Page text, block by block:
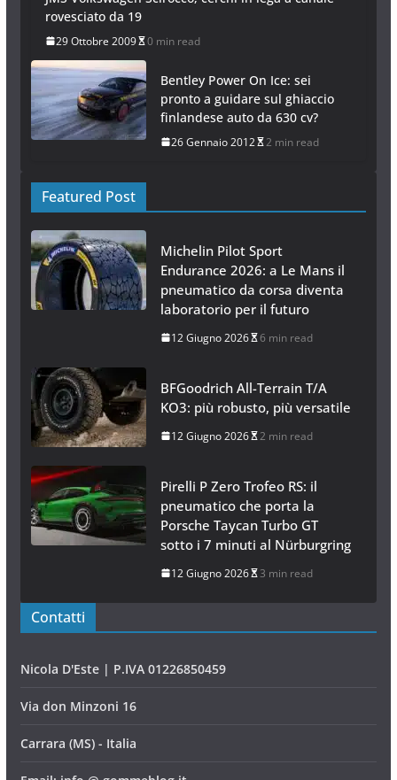
rovesciato da 19
29 Ottobre 2009 0 min read
Bentley Power On Ice: sei
pronto a guidare sul ghiaccio
finlandese auto da 630 cv?
26 Gennaio 2012 2 min read
Featured Post
Michelin Pilot Sport
Endurance 2026: a Le Mans il
pneumatico da corsa diventa
laboratorio per il futuro
12 Giugno 2026 6 min read
BFGoodrich All-Terrain T/A
KO3: più robusto, più versatile
12 Giugno 2026 2 min read
Pirelli P Zero Trofeo RS: il
pneumatico che porta la
Porsche Taycan Turbo GT
sotto i 7 minuti al Nürburgring
12 Giugno 2026 3 min read
Contatti
Nicola D'Este | P.IVA 01226850459
Via don Minzoni 16
Carrara (MS) - Italia